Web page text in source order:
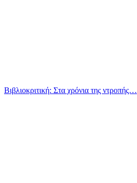
Βιβλιοκριτική: Στα χρόνια της ντροπής…